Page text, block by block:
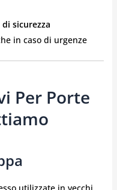
di sicurezza
in caso di urgenze
Per Porte
utilizzate in vecchi